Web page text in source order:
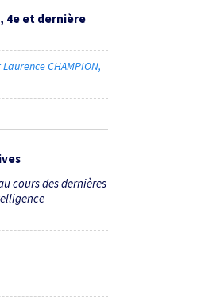
4e et dernière
Laurence CHAMPION
cours des dernières